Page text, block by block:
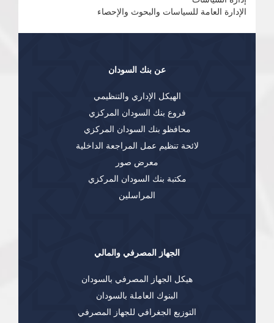
الإدارة العامة للسياسات والبحوث والإحصاء
عن بنك السودان
الهيكل الإداري والتنظيمي
فروع بنك السودان المركزي
محافظو بنك السودان المركزي
لائحة تنظيم عمل المراجعة الداخلية
معرض صور
مكتبة بنك السودان المركزي
المراسلين
الجهاز المصرفي والمالي
هيكل الجهاز المصرفي بالسودان
البنوك العاملة بالسودان
التوزيع الجغرافي للجهاز المصرفي